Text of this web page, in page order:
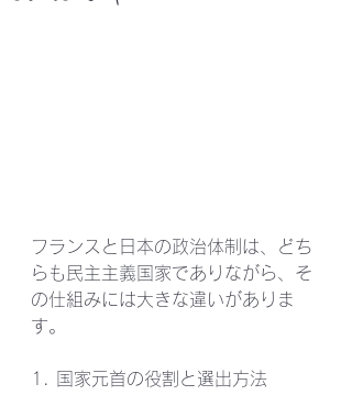
フランスと日本の政治体制は、どち
らも民主主義国家でありながら、そ
の仕組みには大きな違いがありま
す。
1. 国家元首の役割と選出方法